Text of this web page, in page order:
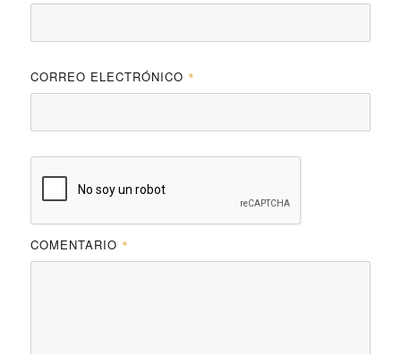
CORREO ELECTRÓNICO *
COMENTARIO *